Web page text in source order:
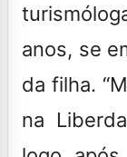
anos, se
da filha.
na